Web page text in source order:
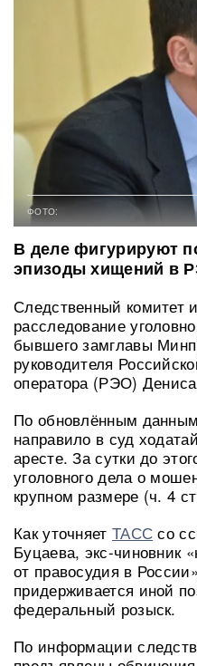
ФОТО:
В деле фигурируют
эпизоды хищений в
Следственный
расследование
бывшего замглавы
руководителя
оператора (РЭО)
По обновлённым
направило в суд
аресте. За сутки до
уголовного дела о
крупном размере (ч. 4
Как уточняет ТАСС со
Буцаева, экс-чиновник
от правосудия в
придерживается иной
федеральный розыск.
По информации